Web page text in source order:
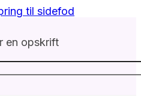
til sidefod
en opskrift